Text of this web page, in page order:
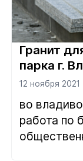
Гранит
парка г.
12 ноября 2021
во
работа по